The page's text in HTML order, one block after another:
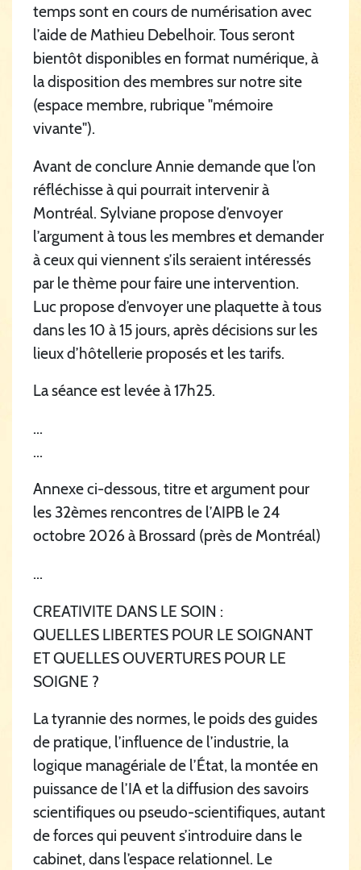
temps sont en cours de numérisation avec
l’aide de Mathieu Debelhoir. Tous seront
bientôt disponibles en format numérique, à
la disposition des membres sur notre site
(espace membre, rubrique "mémoire
vivante").
Avant de conclure Annie demande que l’on
réfléchisse à qui pourrait intervenir à
Montréal. Sylviane propose d’envoyer
l’argument à tous les membres et demander
à ceux qui viennent s’ils seraient intéressés
par le thème pour faire une intervention.
Luc propose d’envoyer une plaquette à tous
dans les 10 à 15 jours, après décisions sur les
lieux d’hôtellerie proposés et les tarifs.
La séance est levée à 17h25.
...
...
Annexe ci-dessous, titre et argument pour
les 32èmes rencontres de l’AIPB le 24
octobre 2026 à Brossard (près de Montréal)
...
CREATIVITE DANS LE SOIN :
QUELLES LIBERTES POUR LE SOIGNANT
ET QUELLES OUVERTURES POUR LE
SOIGNE ?
La tyrannie des normes, le poids des guides
de pratique, l’influence de l’industrie, la
logique managériale de l’État, la montée en
puissance de l’IA et la diffusion des savoirs
scientifiques ou pseudo-scientifiques, autant
de forces qui peuvent s’introduire dans le
cabinet, dans l’espace relationnel. Le